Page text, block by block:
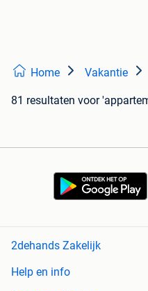
Home Vakantie
81 resultaten voor
2dehands Zakelijk
Help en info